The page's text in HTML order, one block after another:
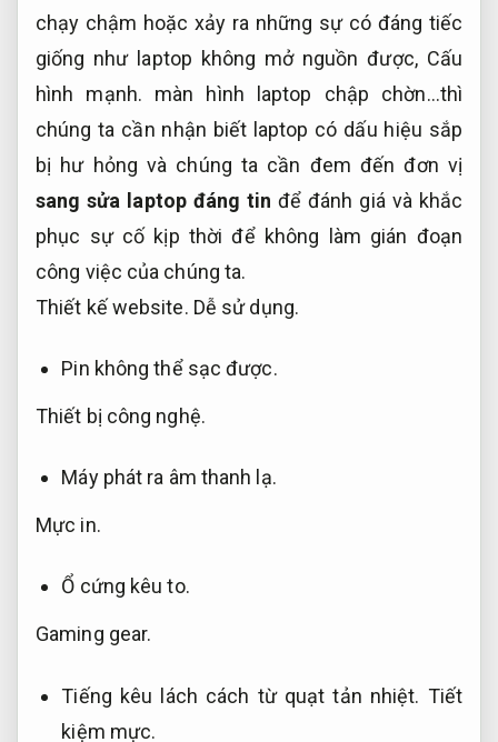
chạy chậm hoặc xảy ra những sự có đáng tiếc
giống như laptop không mở nguồn được, Cấu
hình mạnh. màn hình laptop chập chờn…thì
chúng ta cần nhận biết laptop có dấu hiệu sắp
bị hư hỏng và chúng ta cần đem đến đơn vị
sang sửa laptop đáng tin để đánh giá và khắc
phục sự cố kịp thời để không làm gián đoạn
công việc của chúng ta.
Thiết kế website. Dễ sử dụng.
Pin không thể sạc được.
Thiết bị công nghệ.
Máy phát ra âm thanh lạ.
Mực in.
Ổ cứng kêu to.
Gaming gear.
Tiếng kêu lách cách từ quạt tản nhiệt. Tiết
kiệm mực.